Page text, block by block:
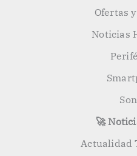
Ofertas
Noticias
🚀
Actualidad